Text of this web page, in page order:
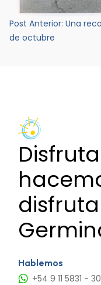
Navegación
de
Post Anterior: Una
de octubre
Hablemos
+54 9 11 5831 -